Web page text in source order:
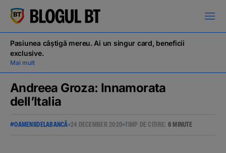
кириллица
Pasiunea câștigă mereu. Ai un singur card, beneficii
exclusive.
Mai mult
Andreea Groza: Innamorata
dell’Italia
#OAMENIIDELABANCĂ 24 DECEMBER 2020 TIMP DE CITIRE: 6 MINUTE